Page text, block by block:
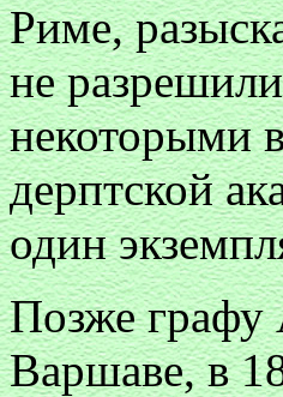
Риме,
не
некоторыми
дерптской
один
Позже
Варшаве, в